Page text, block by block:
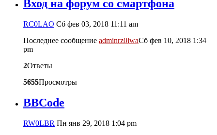
Вход на форум со смартфона
RC0LAO Сб фев 03, 2018 11:11 am
Последнее сообщение adminrz0lwaСб фев 10, 2018 1:34
pm
2Ответы
5655Просмотры
BBCode
RW0LBR Пн янв 29, 2018 1:04 pm